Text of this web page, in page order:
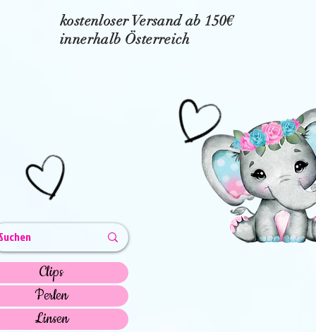
kostenloser Versand ab 150€
innerhalb Österreich
Clips
Perlen
Linsen